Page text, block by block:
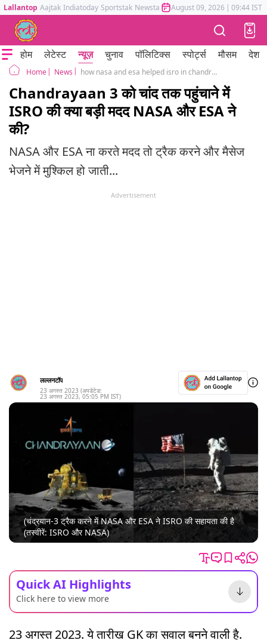
Lallantop Aajtak Indiatoday Sportstak Newstak Mumbai Tak Astrotak
August 09, 2026 | 09:44 IST
होम लेटेस्ट न्यूज़ चुनाव पॉलिटिक्स स्पोर्ट्स मौसम देश
Home News how nasa and esa helped isro in chandrayaan 3 mission
Chandrayaan 3 को चांद तक पहुंचाने में
ISRO की क्या बड़ी मदद NASA और ESA ने
की?
NASA और ESA ना करते मदद तो ट्रैक करने और मैसेज
भेजने में मुश्किल हो जाती...
Advertisement
लल्लनटॉप
23 अगस्त 2023 (अपडेटेड:
23 अगस्त 2023, 05:05 PM IST)
(चंद्रयान-3 ट्रैक करने में NASA और ESA ने ISRO की सहायता की है
(तस्वीरें: ISRO और NASA)
Quick AI Highlights
Click here to view more
23 अगस्त 2023. ये तारीख GK का सवाल बनने वाली है.